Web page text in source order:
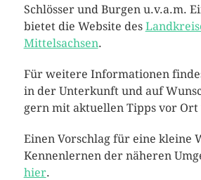
Schlösser und Burgen u.v.a.m.
bietet die Website des
Mittelsachsen.
Für weitere Informationen
in der Unterkunft und auf
gern mit aktuellen Tipps vor
Einen Vorschlag für eine kleine
Kennenlernen der näheren
hier.